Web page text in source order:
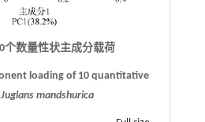
个数量性状主成分载荷
loading of 10 quantitative
Juglans mandshurica